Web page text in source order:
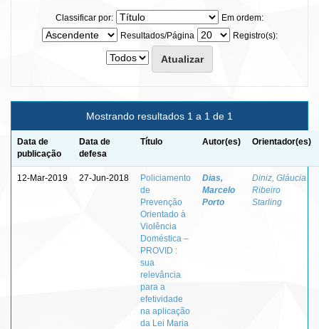
Classificar por:
Em ordem:
Resultados/Página
Registro(s):
Mostrando resultados 1 a 1 de 1
Data de
publicação
Data de
defesa
Título Autor(es) Orientador(es)
12-Mar-2019 27-Jun-2018
Policiamento
de
Prevenção
Orientado à
Violência
Doméstica –
PROVID :
sua
relevância
para a
efetividade
na aplicação
da Lei Maria
Dias,
Marcelo
Porto
Diniz, Gláucia
Ribeiro
Starling